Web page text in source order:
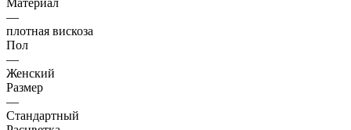
—
плотная вискоза
Пол
—
Женский
Размер
—
Стандартный